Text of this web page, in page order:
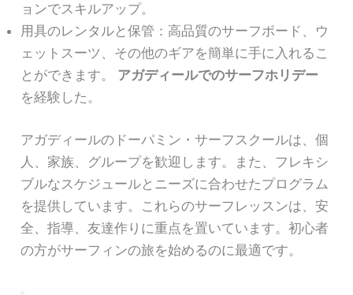
ョンでスキルアップ。
用具のレンタルと保管：高品質のサーフボード、ウ
ェットスーツ、その他のギアを簡単に手に入れるこ
とができます。 アガディールでのサーフホリデー
を経験した。
アガディールのドーパミン・サーフスクールは、個
人、家族、グループを歓迎します。また、フレキシ
ブルなスケジュールとニーズに合わせたプログラム
を提供しています。これらのサーフレッスンは、安
全、指導、友達作りに重点を置いています。初心者
の方がサーフィンの旅を始めるのに最適です。